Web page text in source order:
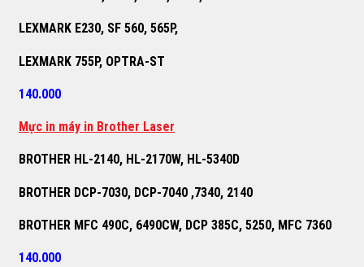
LEXMARK E230, SF 560, 565P,
LEXMARK 755P, OPTRA-ST
140.000
Mực in máy in Brother Laser
BROTHER HL-2140, HL-2170W, HL-5340D
BROTHER DCP-7030, DCP-7040 ,7340, 2140
BROTHER MFC 490C, 6490CW, DCP 385C, 5250, MFC 7360
140.000